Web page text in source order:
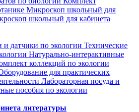
Микроскоп школьный для
школьный для кабинета
датчики по экологии Технические
Натурально-интерактивные
коллекций по экологии
для практических
Лабораторная посуда и
пособия по экологии
литературы